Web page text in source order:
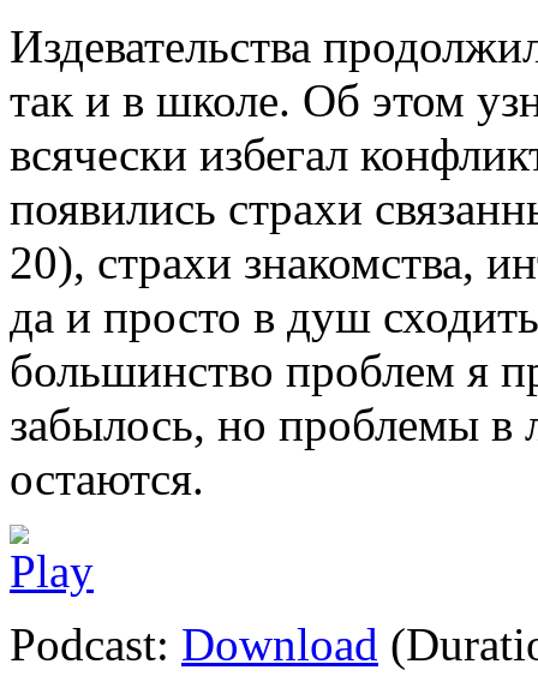
Издевательства
так и в школе. Об этом
всячески избегал
появились страхи
20), страхи знакомства,
да и просто в душ
большинство проблем я
забылось, но проблемы в
остаются.
Podcast: Download